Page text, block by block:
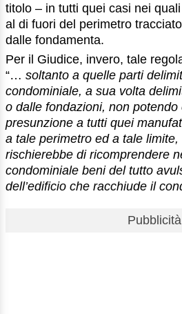
titolo – in tutti quei casi nei
al di fuori del perimetro
dalle fondamenta.
Per il Giudice, invero, tale
“… soltanto a quelle parti
condominiale, a sua volta
o dalle fondazioni, non
presunzione a tutti quei
a tale perimetro ed a tale
rischierebbe di ricomprendere
condominiale beni del tutto
dell’edificio che racchiude il
Pubblicità